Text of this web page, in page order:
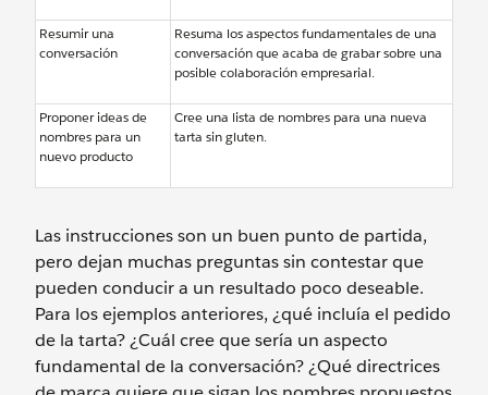
Resumir una
conversación
Resuma los aspectos fundamentales de una
conversación que acaba de grabar sobre una
posible colaboración empresarial.
Proponer ideas de
nombres para un
nuevo producto
Cree una lista de nombres para una nueva
tarta sin gluten.
Las instrucciones son un buen punto de partida,
pero dejan muchas preguntas sin contestar que
pueden conducir a un resultado poco deseable.
Para los ejemplos anteriores, ¿qué incluía el pedido
de la tarta? ¿Cuál cree que sería un aspecto
fundamental de la conversación? ¿Qué directrices